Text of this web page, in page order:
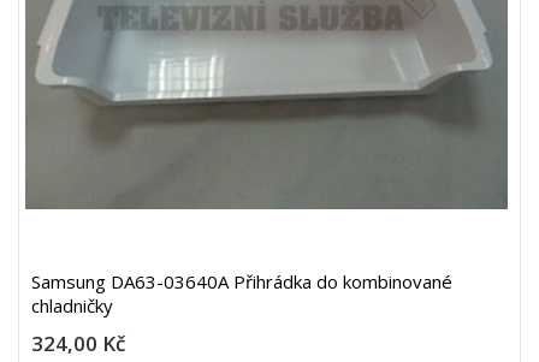
Samsung DA63-03640A Přihrádka do kombinované
chladničky
324,00 Kč